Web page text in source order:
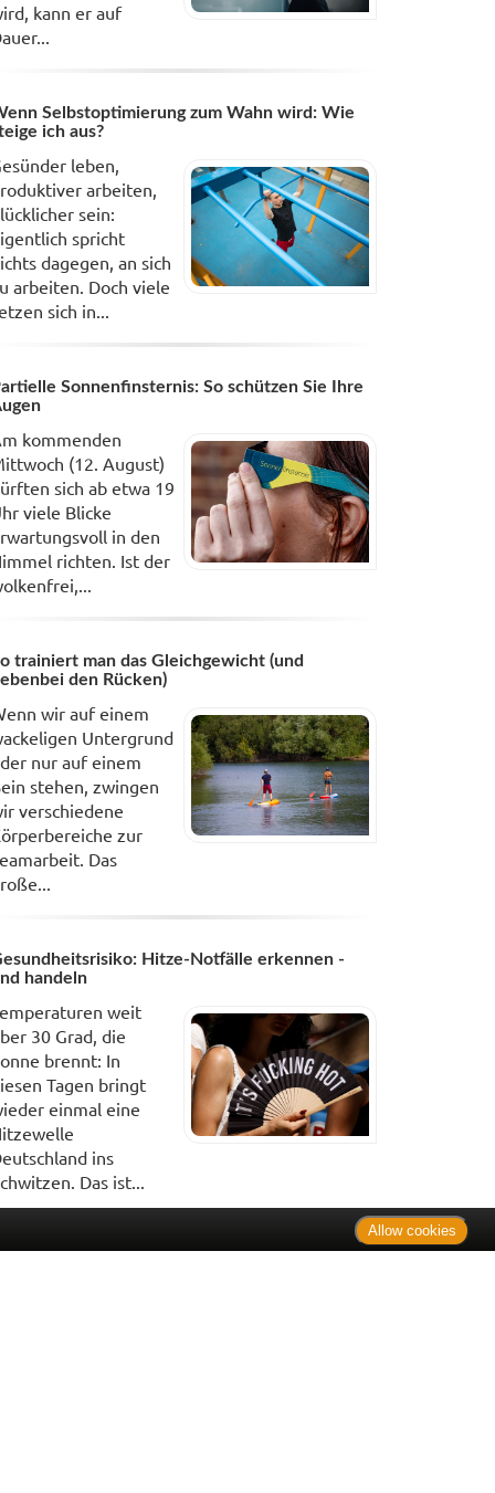
kann er auf
Selbstoptimierung zum Wahn wird: Wie
ich aus?
leben,
arbeiten,
sein:
spricht
dagegen, an sich
arbeiten. Doch viele
sich in...
Sonnenfinsternis: So schützen Sie Ihre
kommenden
(12. August)
sich ab etwa 19
viele Blicke
in den
richten. Ist der
trainiert man das Gleichgewicht (und
den Rücken)
wir auf einem
Untergrund
nur auf einem
stehen, zwingen
verschiedene
zur
Das
Hitze-Notfälle erkennen -
handeln
weit
30 Grad, die
brennt: In
Tagen bringt
einmal eine
ins
Das ist...
Allow cookies